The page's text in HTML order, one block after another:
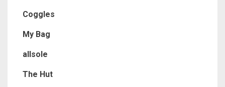
Coggles
My Bag
allsole
The Hut